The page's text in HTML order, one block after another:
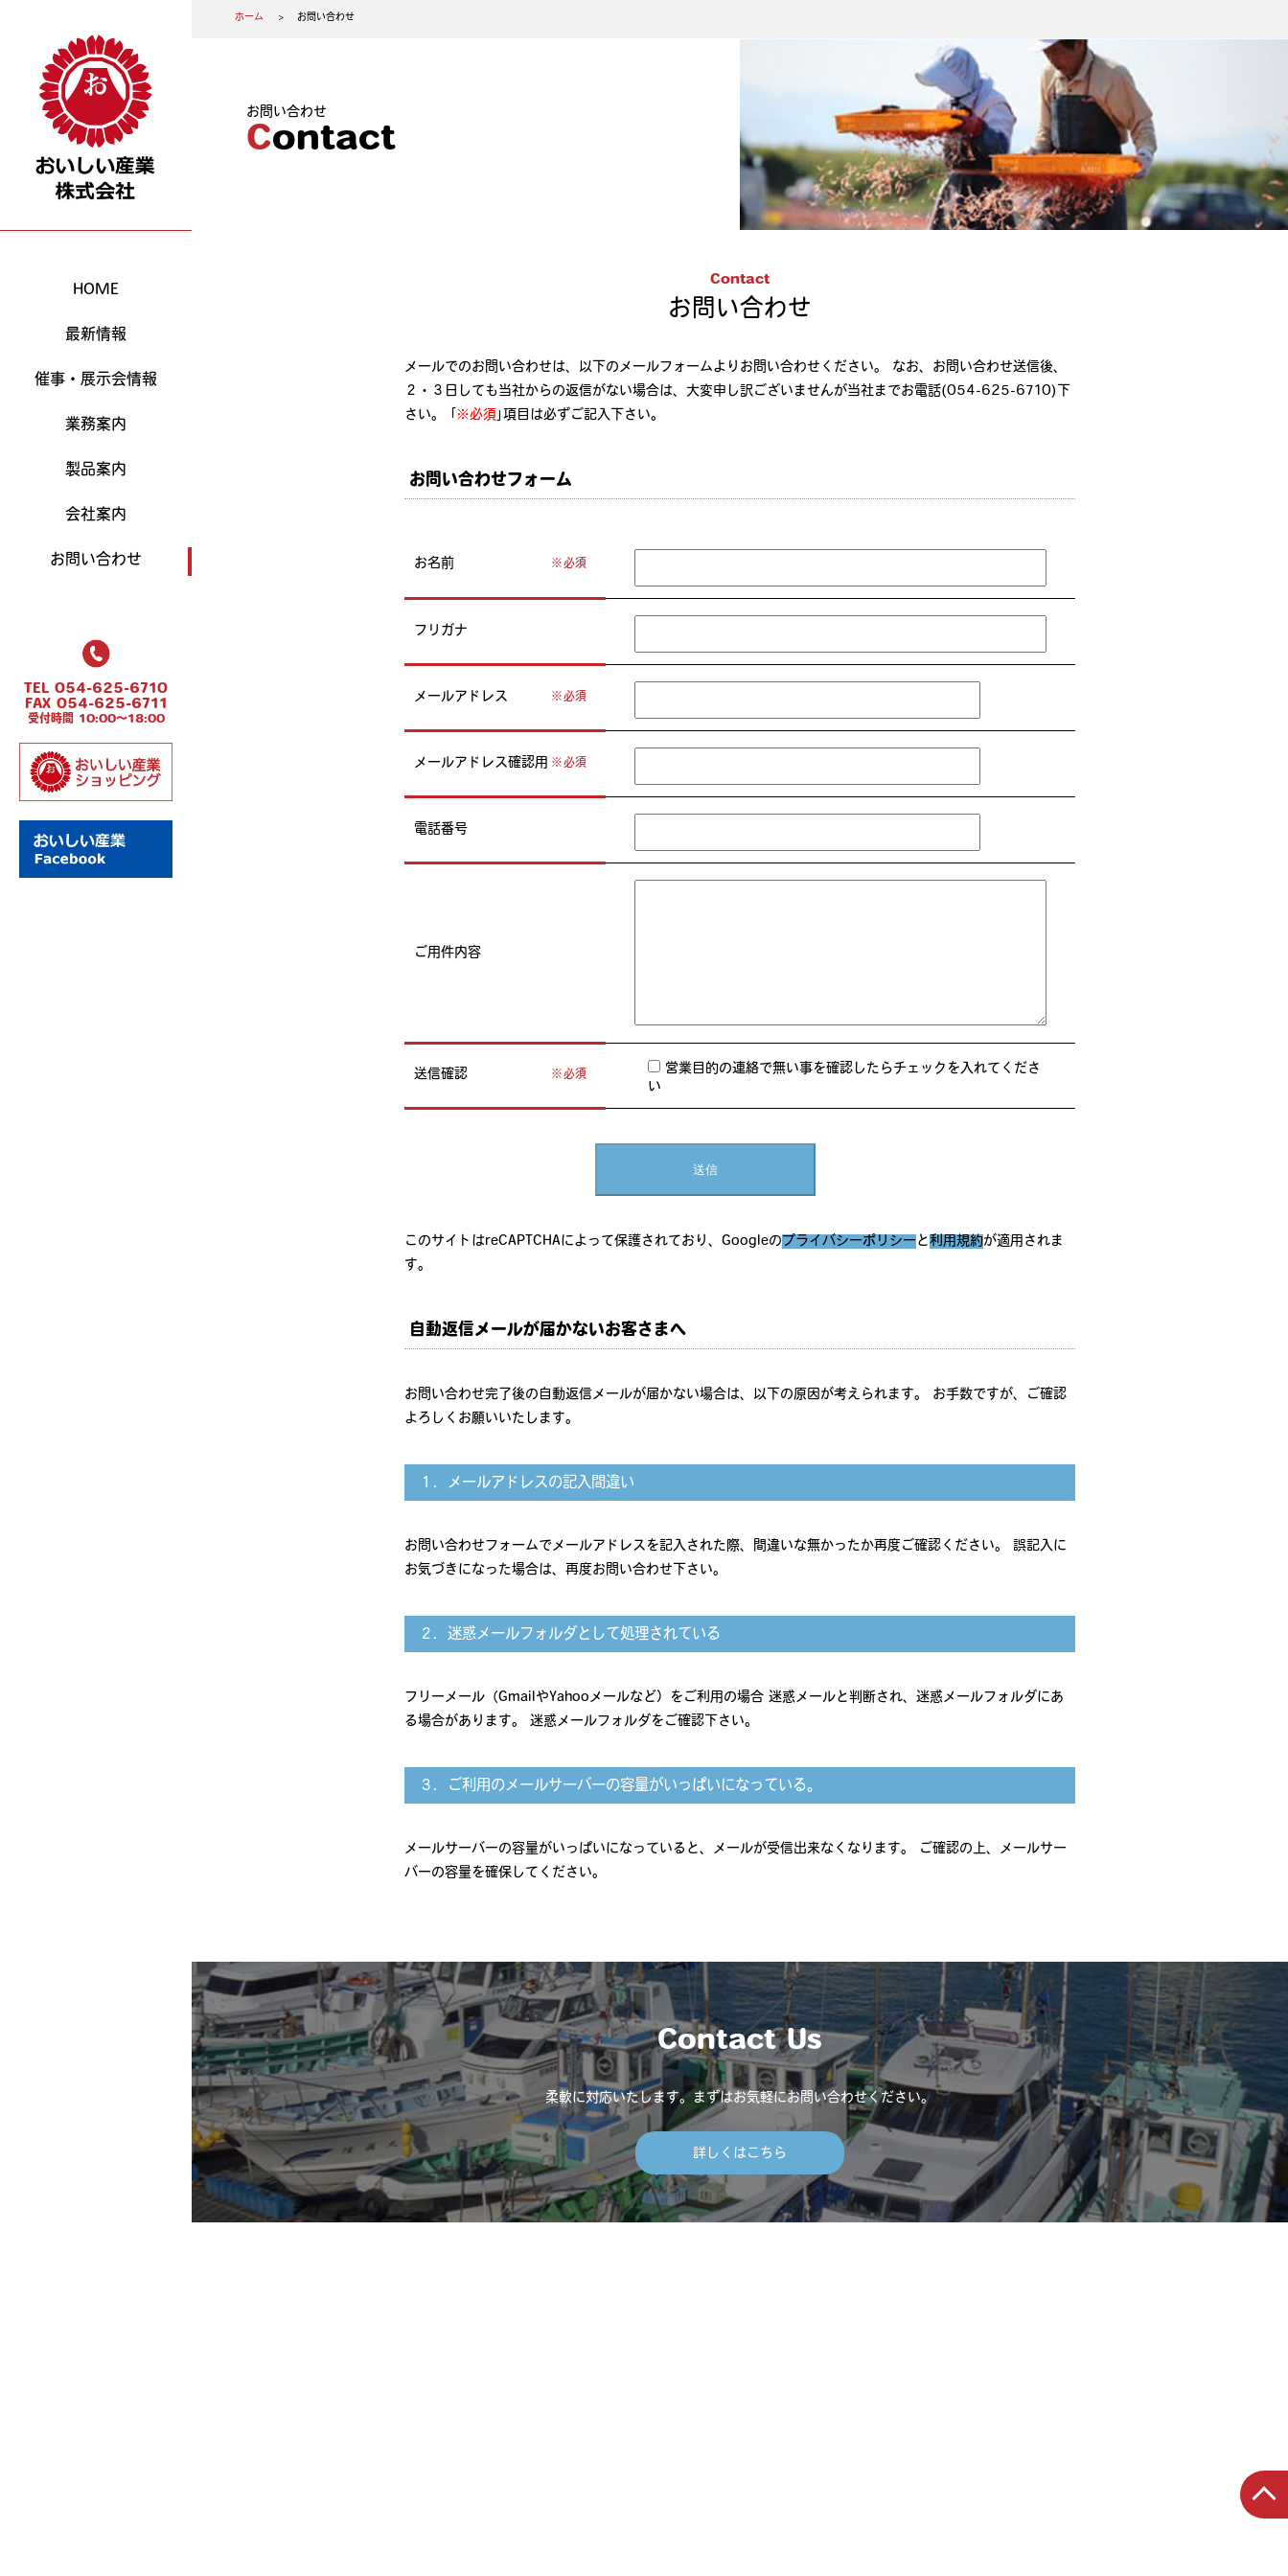
HOME
最新情報
催事・展示会情報
業務案内
製品案内
会社案内
お問い合わせ
TEL 054-625-6710
FAX 054-625-6711
受付時間 10:00～18:00
ホーム お問い合わせ
お問い合わせ
Contact
Contact
お問い合わせ
メールでのお問い合わせは、以下のメールフォームよりお問い合わせください。 なお、お問い合わせ送信後、
２・３日しても当社からの返信がない場合は、大変申し訳ございませんが当社までお電話(054-625-6710)下
さい。 ｢ ※必須 ｣項目は必ずご記入下さい。
お問い合わせフォーム
お名前 必須
フリガナ
メールアドレス 必須
メールアドレス確認用 必須
電話番号
ご用件内容
送信確認 必須
営業目的の連絡で無い事を確認したらチェックを入れてくださ
い
このサイトはreCAPTCHAによって保護されており、Googleのプライバシーポリシー と利用規約が適用されま
す。
自動返信メールが届かないお客さまへ
お問い合わせ完了後の自動返信メールが届かない場合は、以下の原因が考えられます。 お手数ですが、ご確認
よろしくお願いいたします。
１．メールアドレスの記入間違い
お問い合わせフォームでメールアドレスを記入された際、間違いな無かったか再度ご確認ください。 誤記入に
お気づきになった場合は、再度お問い合わせ下さい。
２．迷惑メールフォルダとして処理されている
フリーメール（GmailやYahooメールなど）をご利用の場合 迷惑メールと判断され、迷惑メールフォルダにあ
る場合があります。 迷惑メールフォルダをご確認下さい。
３．ご利用のメールサーバーの容量がいっぱいになっている。
メールサーバーの容量がいっぱいになっていると、メールが受信出来なくなります。 ご確認の上、メールサー
バーの容量を確保してください。
Contact Us
柔軟に対応いたします。まずはお気軽にお問い合わせください。
詳しくはこちら